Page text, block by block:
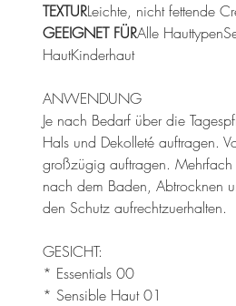
TEXTURLeichte, nicht fettende
GEEIGNET FÜRAlle
HautKinderhaut
ANWENDUNG
Je nach Bedarf über die
Hals und Dekolleté auftragen.
großzügig auftragen.
nach dem Baden, Abtrocknen
den Schutz aufrechtzuerhalten.
GESICHT:
* Essentials 00
* Sensible Haut 01